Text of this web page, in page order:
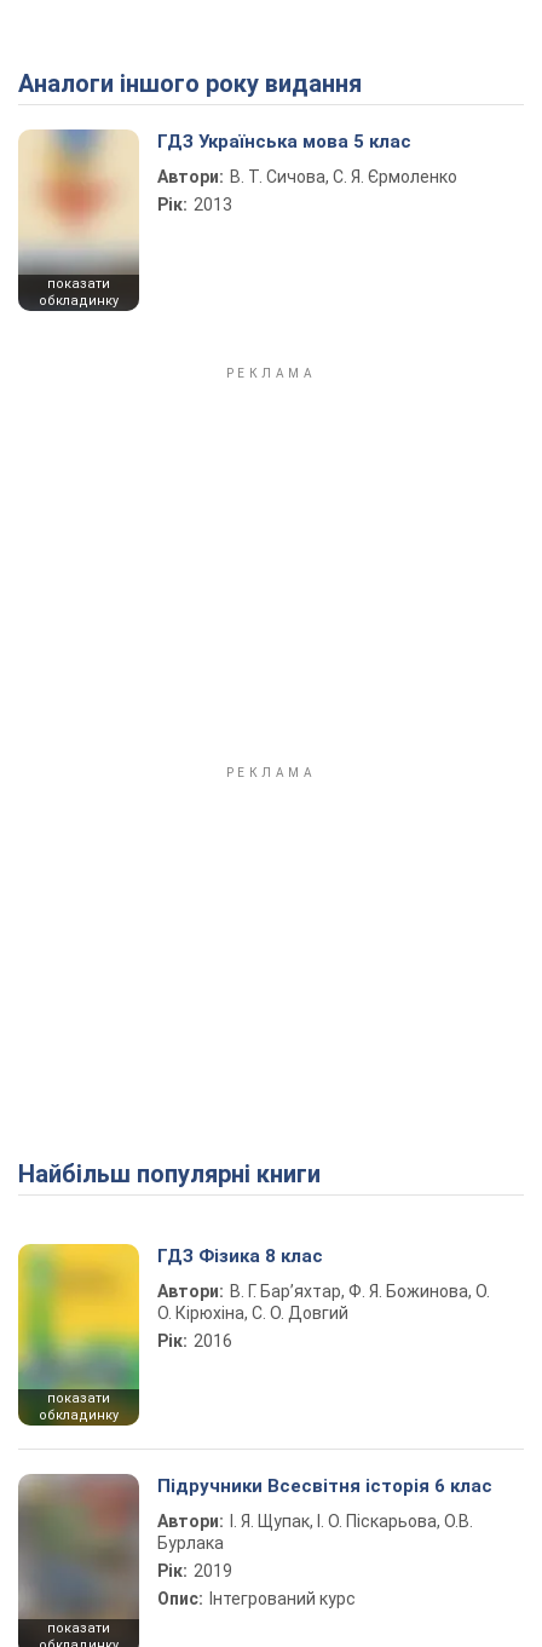
Play Video
Аналоги іншого року видання
показати
обкладинку
ГДЗ Українська мова 5 клас
Автори: В. Т. Сичова, С. Я. Єрмоленко
Рік: 2013
Найбільш популярні книги
показати
обкладинку
ГДЗ Фізика 8 клас
Автори: В. Г. Бар’яхтар, Ф. Я. Божинова, О.
О. Кірюхіна, С. О. Довгий
Рік: 2016
показати
Підручники Всесвітня історія 6 клас
Автори:
І. Я. Щупак, І. О. Піскарьова, О.В.
Бурлака
Рік: 2019
Опис: Інтегрований курс